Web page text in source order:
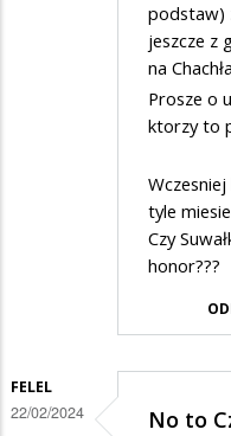
podstaw)
jeszcze z
na
Prosze o
ktorzy to
tyle
Czy
honor???
FELEL
22/02/2024 No to